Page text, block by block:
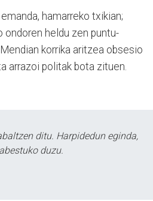
hamarreko txikian;
ondoren heldu zen puntu-
korrika aritzea obsesio
arrazoi politak bota zituen.
ditu. Harpidedun eginda,
duzu.